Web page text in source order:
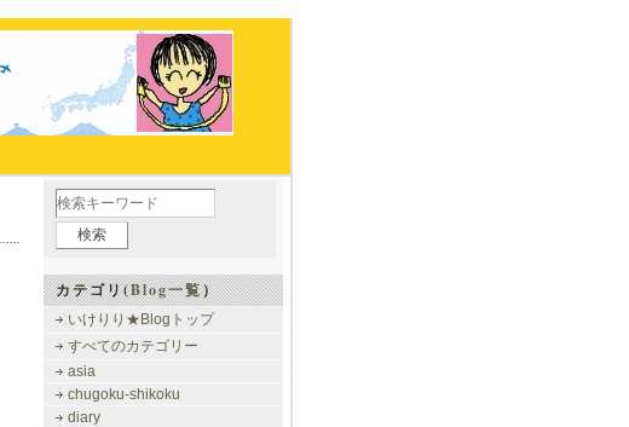
カテゴリ(Blog一覧）
いけりり★Blogトップ
すべてのカテゴリー
asia
chugoku-shikoku
diary